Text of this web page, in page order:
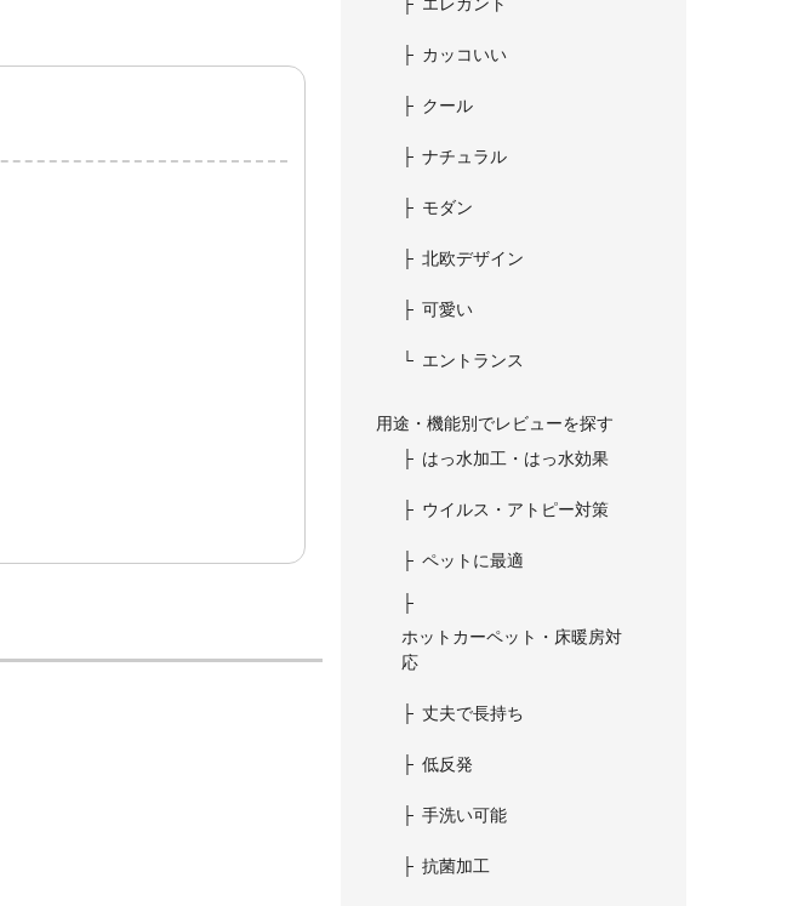
カッコいい
クール
ナチュラル
モダン
北欧デザイン
可愛い
エントランス
用途・機能別でレビューを探す
はっ水加工・はっ水効果
ウイルス・アトピー対策
ペットに最適
ホットカーペット・床暖房対
応
丈夫で長持ち
低反発
手洗い可能
抗菌加工